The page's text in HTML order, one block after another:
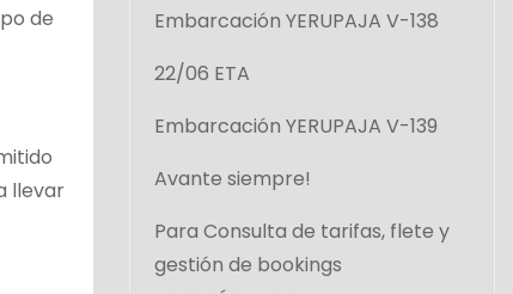
de
llevar
Embarcación YERUPAJA V-138
22/06 ETA
Embarcación YERUPAJA V-139
Avante siempre!
Para Consulta de tarifas, flete y
gestión de bookings